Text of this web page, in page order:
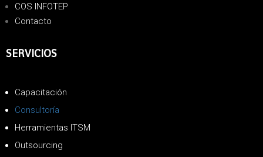
COS INFOTEP
Contacto
SERVICIOS
Capacitación
Consultoría
Herramientas ITSM
Outsourcing